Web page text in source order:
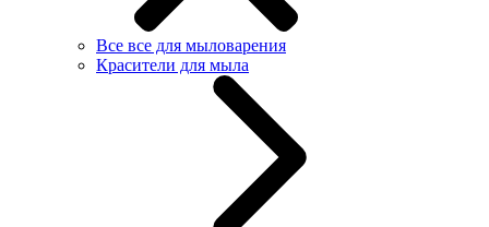
Все все для мыловарения
Красители для мыла